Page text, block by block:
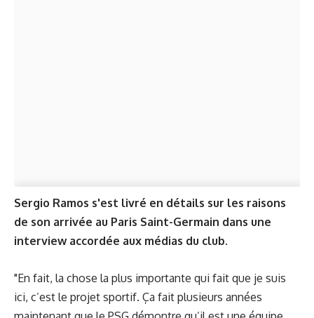
Sergio Ramos s'est livré en détails sur les raisons
de son arrivée au Paris Saint-Germain dans une
interview accordée aux médias du club.
"En fait, la chose la plus importante qui fait que je suis
ici, c’est le projet sportif. Ça fait plusieurs années